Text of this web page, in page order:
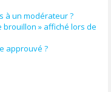
à un modérateur ?
brouillon » affiché lors de
approuvé ?